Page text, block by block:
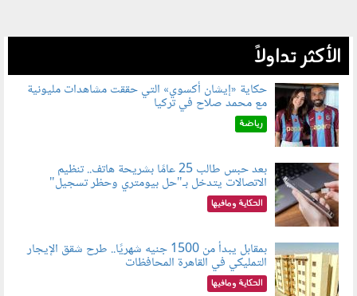
الأكثر تداولاً
080802.jpg
حكاية «إيشان أكسوي» التي حققت مشاهدات مليونية
مع محمد صلاح في تركيا
رياضة
080803.jpg
بعد حبس طالب 25 عامًا بشريحة هاتف.. تنظيم
الاتصالات يتدخل بـ"حل بيومتري وحظر تسجيل"
الحكاية ومافيها
080801.jpg
بمقابل يبدأ من 1500 جنيه شهريًا.. طرح شقق الإيجار
التمليكي في القاهرة المحافظات
الحكاية ومافيها